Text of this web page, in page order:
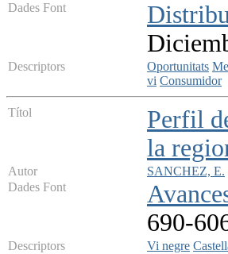
Dades Font
Descriptors Oportunitats
vi Consumidor
Títol
Perfil
la
Autor SANCHEZ, E.
Dades Font
690-
Descriptors Vi negre